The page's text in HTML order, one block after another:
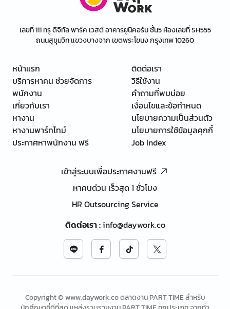
เลขที่ 111 ทรู ดิจิทัล พาร์ค เวสต์ อาคารยูนิคอร์น ชั้น5 ห้องเลขที่ SH555
ถนนสุขุมวิท แขวงบางจาก เขตพระโขนง กรุงเทพ 10260
หน้าแรก
บริการหาคน ช่วยจัดการ
พนักงาน
เกี่ยวกับเรา
หางาน
หางานพาร์ทไทม์
ประกาศหาพนักงาน ฟรี
ติดต่อเรา
วิธีใช้งาน
คำถามที่พบบ่อย
เงื่อนไขและข้อกำหนด
นโยบายความเป็นส่วนตัว
นโยบายการใช้ข้อมูลคุกกี้
Job Index
เข้าสู่ระบบเพื่อประกาศงานฟรี
หาคนด่วน เร็วสุด 1 ชั่วโมง
HR Outsourcing Service
ติดต่อเรา:info@daywork.co
Copyright © www.daywork.co ตลาดงาน PART TIME สำหรับ